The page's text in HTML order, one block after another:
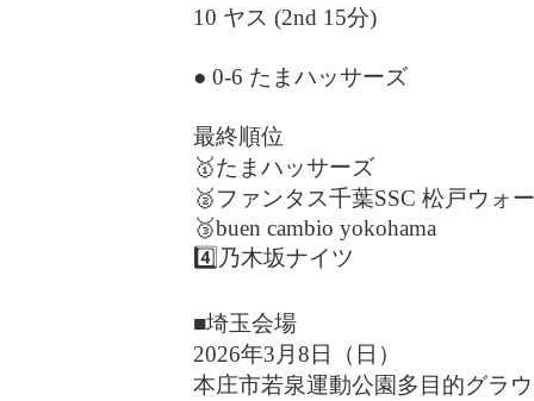
10 ヤス (2nd 15分)
● 0-6 たまハッサーズ
最終順位
🥇たまハッサーズ
🥈ファンタス千葉SSC 松戸ウォ
🥉buen cambio yokohama
4️⃣乃木坂ナイツ
■埼玉会場
2026年3月8日（日）
本庄市若泉運動公園多目的グラ